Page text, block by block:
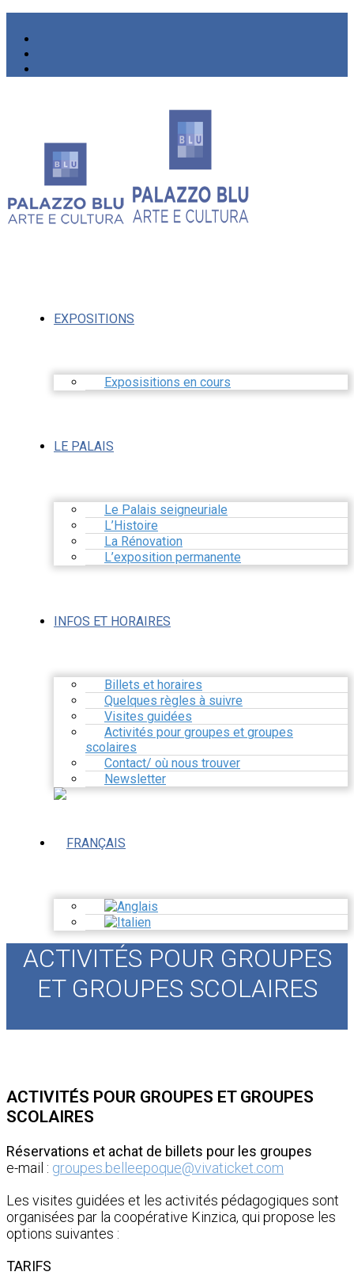
EXPOSITIONS
Exposisitions en cours
LE PALAIS
Le Palais seigneuriale
L’Histoire
La Rénovation
L’exposition permanente
INFOS ET HORAIRES
Billets et horaires
Quelques règles à suivre
Visites guidées
Activités pour groupes et groupes
scolaires
Contact/ où nous trouver
Newsletter
ACTIVITÉS POUR GROUPES
ET GROUPES SCOLAIRES
ACTIVITÉS POUR GROUPES ET GROUPES
SCOLAIRES
Réservations et achat de billets pour les groupes
e-mail : groupes.belleepoque@vivaticket.com
Les visites guidées et les activités pédagogiques sont
organisées par la coopérative Kinzica, qui propose les
options suivantes :
TARIFS